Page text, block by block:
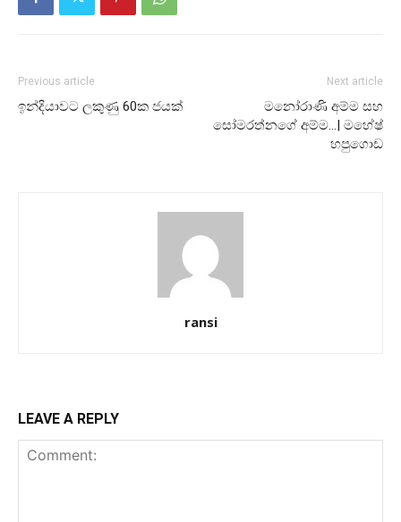
Previous article
ඉන්දියාවට ලකුණු 60ක ජයක්
Next article
මනෝරාණි අම්ම සහ
සෝමරත්නගේ අම්ම…| මහේෂ්
හපුගොඩ
ransi
LEAVE A REPLY